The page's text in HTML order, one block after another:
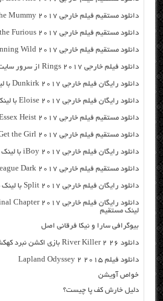
دانلود مستقیم فیلم خارجی The Mummy 2017 از سرور سایت
دانلود مستقیم فیلم خارجی The Fate of the Furious 2017 از سرور سایت
دانلود مستقیم فیلم خارجی Running Wild 2017 از سرور سایت
دانلود فیلم خارجی Rings 2017 از سرور سایت
دانلود رایگان فیلم خارجی Dunkirk 2017 با لینک مستقیم
دانلود رایگان فیلم خارجی Eloise 2017 با لینک مستقیم
دانلود مستقیم فیلم خارجی Essex Heist 2017 از سرور سایت
دانلود مستقیم فیلم خارجی Get the Girl 2017 از سرور سایت
دانلود رایگان فیلم خارجی iBoy 2017 با لینک مستقیم
دانلود مستقیم فیلم خارجی Justice League Dark 2017 از سرور سایت
دانلود رایگان فیلم خارجی Split 2017 با لینک مستقیم
لینک مستقیم
بیوگرافی سارا و نیکا فرقانی اصل
دانلود River Killer 2 26 بازی اکشن نبرد کهکشان اندروید
دانلود فیلم Lapland Odyssey 2 2015
خواص آویشن
دلیل خارش کف پا چیست؟